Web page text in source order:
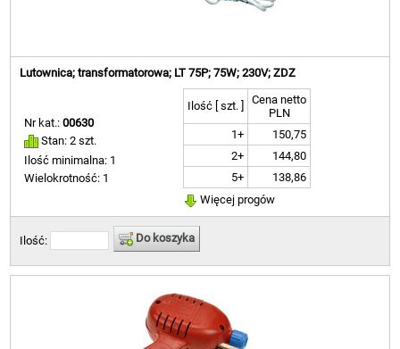
Lutownica; transformatorowa; LT 75P; 75W; 230V; ZDZ
Nr kat.:00630
Stan: 2 szt.
Ilość minimalna: 1
Wielokrotność: 1
Ilość [ szt. ]
Cena netto
PLN
1+
150,75
2+
144,80
5+
138,86
Więcej progów
Ilość: Do koszyka